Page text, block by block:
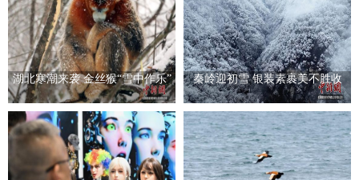
湖北寒潮来袭 金丝猴“雪中作乐” 秦岭迎初雪 银装素裹美不胜收